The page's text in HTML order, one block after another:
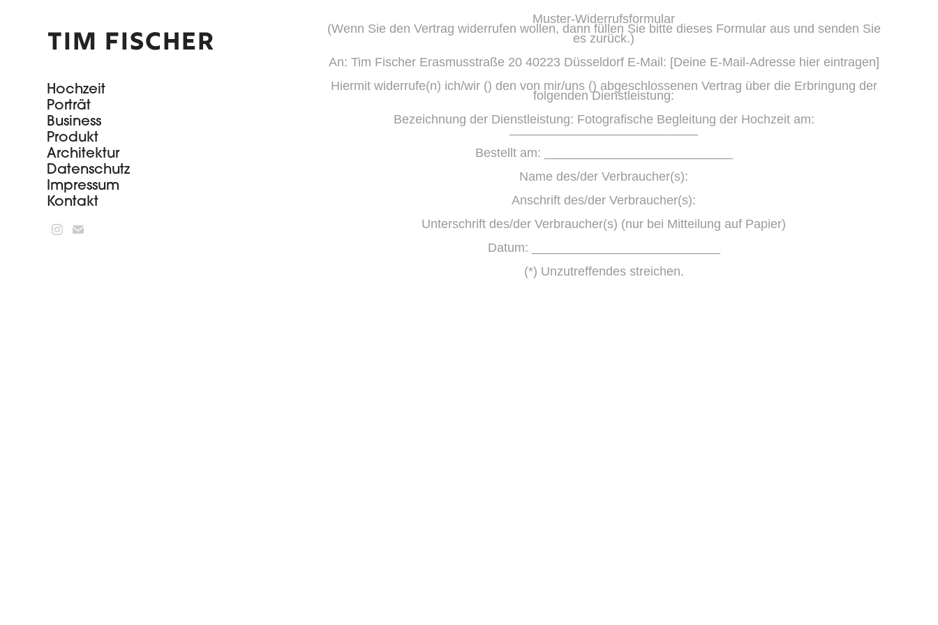
Tim Fischer
Hochzeit
Porträt
Business
Produkt
Architektur
Datenschutz
Impressum
Kontakt
Muster-Widerrufsformular
(Wenn Sie den Vertrag widerrufen wollen, dann füllen Sie bitte dieses Formular aus und senden Sie
es zurück.)
An: Tim Fischer Erasmusstraße 20 40223 Düsseldorf E-Mail: [Deine E-Mail-Adresse hier eintragen]
Hiermit widerrufe(n) ich/wir () den von mir/uns () abgeschlossenen Vertrag über die Erbringung der
folgenden Dienstleistung:
Bezeichnung der Dienstleistung: Fotografische Begleitung der Hochzeit am:
___________________________
Bestellt am: ___________________________
Name des/der Verbraucher(s):
Anschrift des/der Verbraucher(s):
Unterschrift des/der Verbraucher(s) (nur bei Mitteilung auf Papier)
Datum: ___________________________
(*) Unzutreffendes streichen.